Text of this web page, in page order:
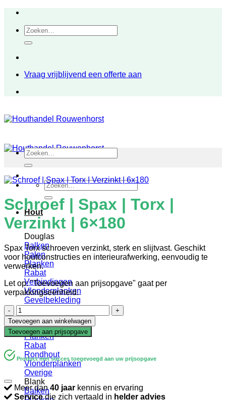
inhoudZoeken
naar:
Vraag vrijblijvend een offerte aan
Zoeken
naar:
Hout
Douglas
Balken
Palen
Planken
Rabat
Verbindingen
Vlonderplanken
Gevelbekleding
Balken
Palen
Planken
Rabat
Rondhout
Vlonderplanken
Overige
Blank
Balken
Zoeken
naar:
Schroef | Spax | Torx |
Verzinkt | 6×180
Spax Torx schroeven verzinkt, sterk en slijtvast. Geschikt
voor houtconstructies en interieurafwerking, eenvoudig te
verwerken.
Let op: "Toevoegen aan prijsopgave" gaat per
verpakkingseenheid.
Schroef
|
Spax
|
Torx
Verzinkt
6x180
aantal
Toevoegen aan winkelwagen
Toevoegen aan prijsopgave
Product met succes toegevoegd aan uw prijsopgave
Meer dan40 jaar kennis en ervaring
Servicedie zich vertaald in helder advies